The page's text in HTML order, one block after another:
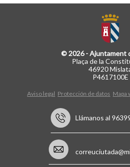
© 2026 - Ajuntament
Plaça de la
46920
P4617100E
Aviso legal Protección de datos Mapa
Llámanos al